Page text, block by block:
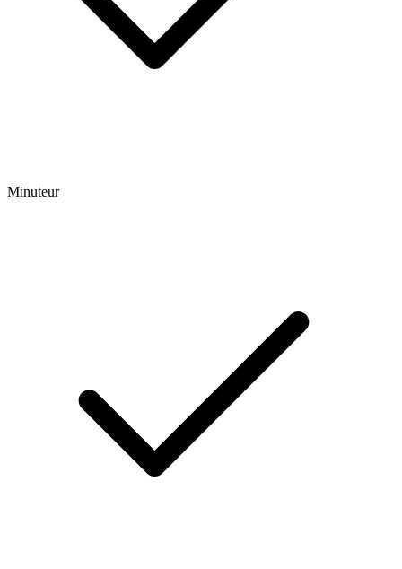
Minuteur